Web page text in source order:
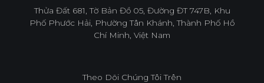
Kích thước(mm) 12 17
o o
infoacc@ancuong.com
Thửa Đất 681, Tờ Bản Đồ 05, Đường ĐT 747B, Khu
Phố Phước Hải, Phường Tân Khánh, Thành Phố Hồ
Chí Minh, Việt Nam
Theo Dõi Chúng Tôi Trên